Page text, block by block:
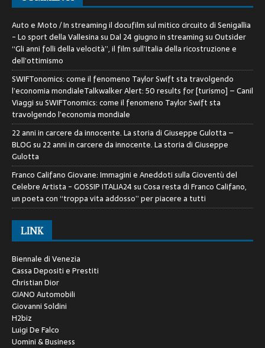
Auto e Moto / In streaming il docufilm sul mitico circuito di Senigallia
- Lo sport della VallesinasuDal 24 giugno in streaming su Outsider
“Gli anni folli della velocità”, il film sull’Italia della ricostruzione e
dell’ottimismo
SWIFTonomics: come il fenomeno Taylor Swift sta travolgendo
l’economia mondialeTalkwalker Alert: 50 results for [turismo] – Canil
ViaggisuSWIFTonomics: come il fenomeno Taylor Swift sta
travolgendo l’economia mondiale
22 anni in carcere da innocente. La storia di Giuseppe Gulotta –
BLOGsu 22 anni in carcere da innocente. La storia di Giuseppe
Gulotta
Franco Califano Giovane: Immagini e Aneddoti sulla Gioventù del
Celebre Artista - GOSSIP ITALIA24suCosa resta di Franco Califano,
un poeta con “troppa vita addosso” per piacere a tutti
LINK
Biennale di Venezia
Cassa Depositi e Prestiti
Christian Dior
GIANO Automobili
Giovanni Soldini
H2biz
Luigi De Falco
Uomini & Business